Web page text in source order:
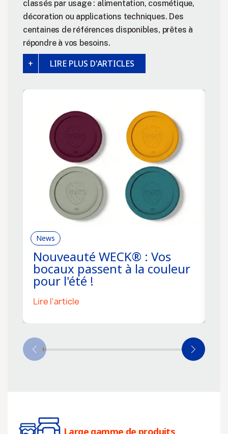
classés par usage : alimentation, cosmétique,
décoration ou applications techniques. Des
centaines de références disponibles, prêtes à
répondre à vos besoins.
LIRE PLUS D'ARTICLES
News
Nouveauté WECK® : Vos
bocaux passent à la couleur
pour l'été !
Lire l'article
Large gamme de produits